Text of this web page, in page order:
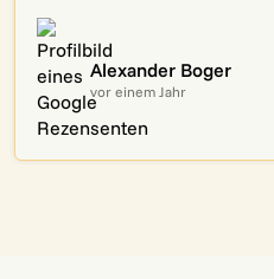
Alexander Boger
vor einem Jahr